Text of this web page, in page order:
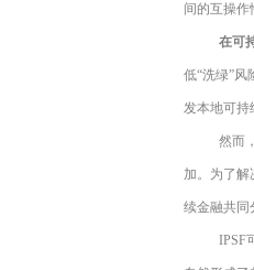
间的互操作
在可
低“洗绿”
发本地可持
然而
加。为了解
续金融共同
IPSF